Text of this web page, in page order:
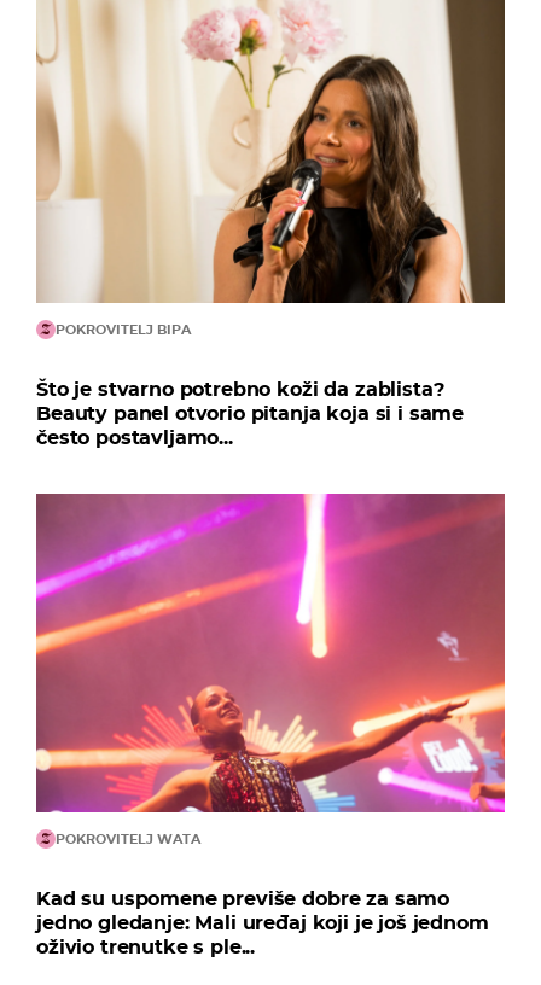
POKROVITELJ BIPA
Što je stvarno potrebno koži da zablista?
Beauty panel otvorio pitanja koja si i same
često postavljamo...
POKROVITELJ WATA
Kad su uspomene previše dobre za samo
jedno gledanje: Mali uređaj koji je još jednom
oživio trenutke s ple...